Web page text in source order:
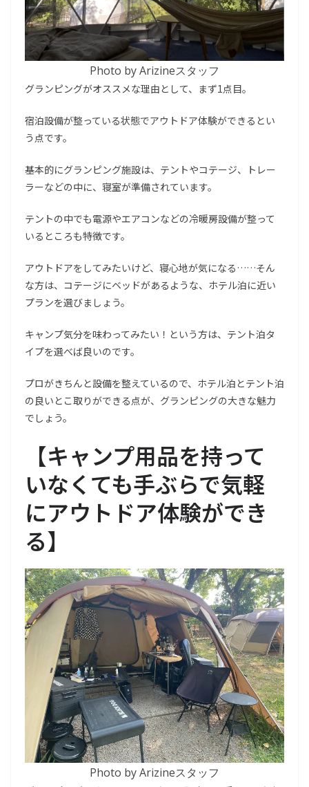
Photo by Arizineスタッフ
グランピングがオススメな理由として、まず1点目。
宿泊設備が整っている状態でアウトドア体験ができるとい
う点です。
基本的にグランピング施設は、テントやコテージ、トレー
ラーなどの中に、寝室が準備されています。
テントの中でも電源やエアコンなどの冷暖房設備が整って
いるところも特徴です。
アウトドアをしてみたいけど、寝心地が気になる……そん
な方は、コテージにベッドがあるような、ホテル泊に近い
プランを選びましょう。
キャンプ気分を味わってみたい！という方は、テント泊タ
イプを選べば良いのです。
プロがきちんと設備を整えているので、ホテル泊とテント泊
の良いとこ取りができる点が、グランピングの大きな魅力
でしょう。
【キャンプ用品を持って
いなくても手ぶらで気軽
にアウトドア体験ができ
る】
Photo by Arizineスタッフ